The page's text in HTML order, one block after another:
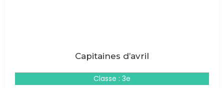
Capitaines d’avril
Classe : 3e